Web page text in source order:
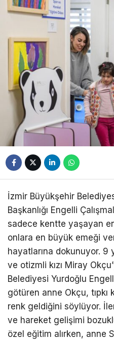
İzmir Büyükşehir
Başkanlığı Engelli
sadece kentte yaşayan
onlara en büyük emeği
hayatlarına dokunuyor. 9
ve otizmli kızı Miray
Belediyesi Yurdoğlu
götüren anne Okçu, tıpkı
renk geldiğini söylüyor.
ve hareket gelişimi
özel eğitim alırken, anne